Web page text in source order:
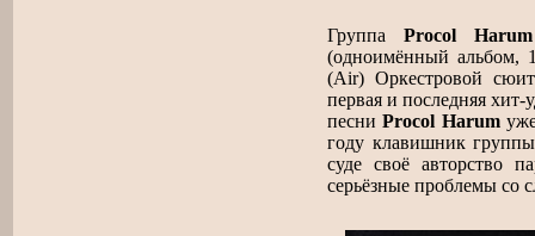
Группа Procol Harum
(одноимённый альбом,
(Air) Оркестровой
первая и последняя
песниProcol Harumуже
году клавишник
суде своё авторство
серьёзные проблемы со